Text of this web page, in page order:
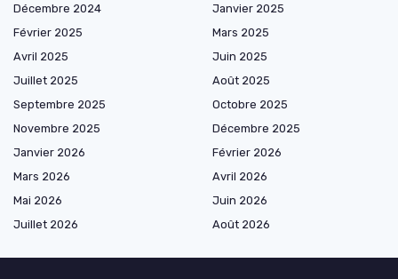
Décembre 2024
Janvier 2025
Février 2025
Mars 2025
Avril 2025
Juin 2025
Juillet 2025
Août 2025
Septembre 2025
Octobre 2025
Novembre 2025
Décembre 2025
Janvier 2026
Février 2026
Mars 2026
Avril 2026
Mai 2026
Juin 2026
Juillet 2026
Août 2026